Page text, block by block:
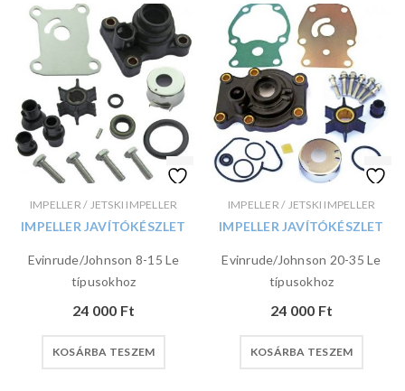
IMPELLER / JETSKI IMPELLER
IMPELLER JAVÍTÓKÉSZLET
Evinrude/Johnson 8-15 Le
típusokhoz
24 000 Ft
KOSÁRBA TESZEM
IMPELLER / JETSKI IMPELLER
IMPELLER JAVÍTÓKÉSZLET
Evinrude/Johnson 20-35 Le
típusokhoz
24 000 Ft
KOSÁRBA TESZEM